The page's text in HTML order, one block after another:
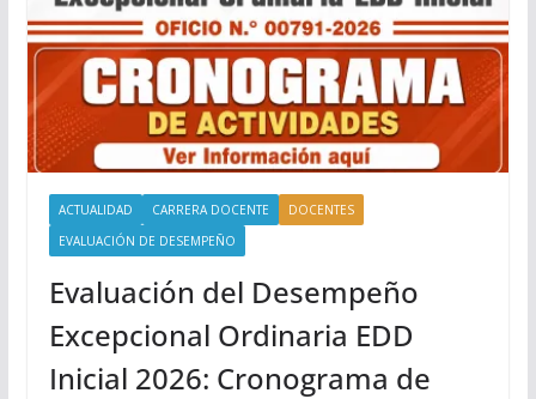
ACTUALIDAD CARRERA DOCENTE
DOCENTES
EVALUACIÓN DE DESEMPEÑO
Evaluación del Desempeño
Excepcional Ordinaria EDD
Inicial 2026: Cronograma de